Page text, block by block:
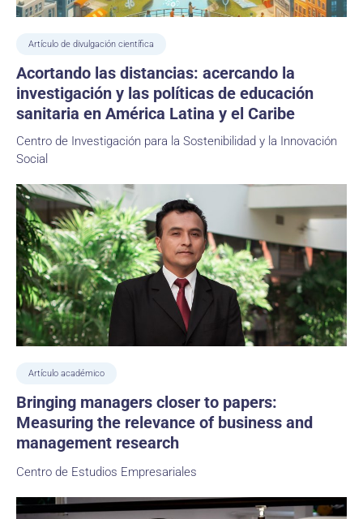
Artículo de divulgación científica
Acortando las distancias: acercando la
investigación y las políticas de educación
sanitaria en América Latina y el Caribe
Centro de Investigación para la Sostenibilidad y la Innovación
Social
Artículo académico
Bringing managers closer to papers:
Measuring the relevance of business and
management research
Centro de Estudios Empresariales